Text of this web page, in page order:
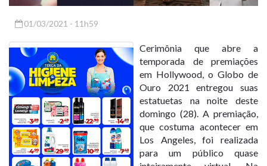
01/03/2021 - 11h59
Cerimônia que abre a
temporada de premiações
em Hollywood, o Globo de
Ouro 2021 entregou suas
estatuetas na noite deste
domingo (28). A premiação,
que costuma acontecer em
Los Angeles, foi realizada
para um público quase